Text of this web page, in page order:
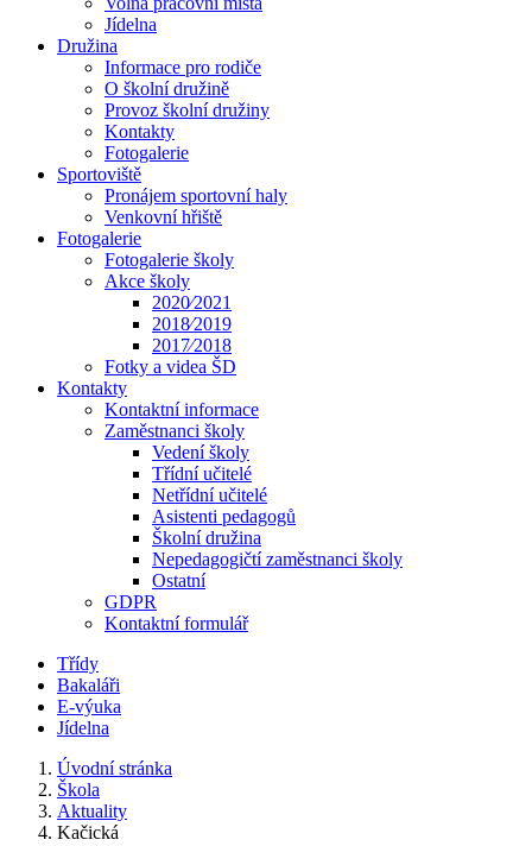
Jídelna
Družina
Informace pro rodiče
O školní družině
Provoz školní družiny
Kontakty
Fotogalerie
Sportoviště
Pronájem sportovní haly
Venkovní hřiště
Fotogalerie
Fotogalerie školy
Akce školy
2020⁄2021
2018⁄2019
2017⁄2018
Fotky a videa ŠD
Kontakty
Kontaktní informace
Zaměstnanci školy
Vedení školy
Třídní učitelé
Netřídní učitelé
Asistenti pedagogů
Školní družina
Nepedagogičtí zaměstnanci školy
Ostatní
GDPR
Kontaktní formulář
Třídy
Bakaláři
E-výuka
Jídelna
Úvodní stránka
Škola
Aktuality
Kačická